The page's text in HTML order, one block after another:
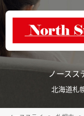
ノースス
北海道札